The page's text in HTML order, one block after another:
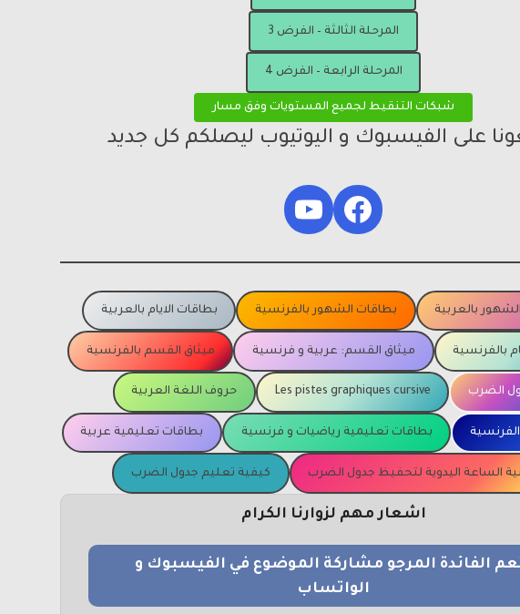
المرحلة الثالثة – الفرض 3
المرحلة الرابعة – الفرض 4
شبكات التنقيط لجميع المستويات وفق مسار
على الفيسبوك و اليوتيوب ليصلكم كل جديد
Facebook
YouTube
بالعربية بطاقات الشهور بالفرنسية بطاقات الايام بالعربية
بالفرنسية ميثاق القسم: عربية و فرنسية ميثاق القسم بالفرنسية
الضرب Les pistes graphiques cursive حروف اللغة العربية
بطاقات تعليمية رياضيات و فرنسية بطاقات تعليمية عربية
الساعة اليدوية لتحفيظ جدول الضرب كيفية تعليم جدول الضرب
اشعار مهم لزوارنا الكرام
الفائدة المرجو مشاركة الموضوع في الفيسبوك و
الواتساب